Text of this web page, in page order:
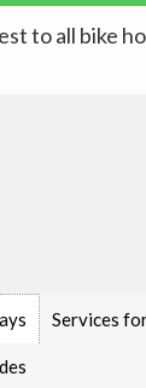
to all bike
Services